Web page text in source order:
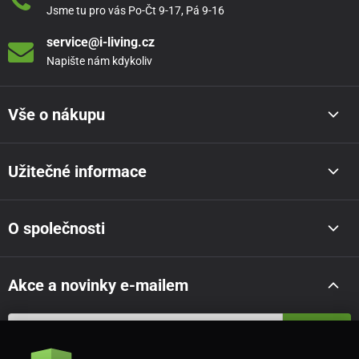
Výška matrace:25 cm
Max. nosnost:180 kg
Tuhost:Střední
Obecné informace
laťové rošty.
Doručení na adresu zdarma.
Záruka:2 roky
-----
Jsme tu pro vás Po-Čt 9-17, Pá 9-16
service@i-living.cz
Napište nám kdykoliv
Vše o nákupu
Užitečné informace
O společnosti
Akce a novinky e-mailem